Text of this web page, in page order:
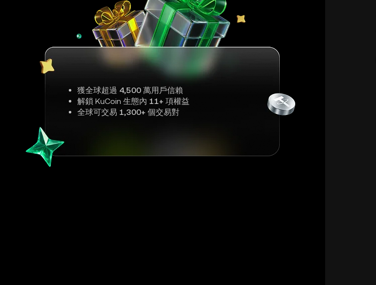
獲全球超過 4,500 萬用戶信賴
解鎖 KuCoin 生態內 11+ 項權益
全球可交易 1,300+ 個交易對